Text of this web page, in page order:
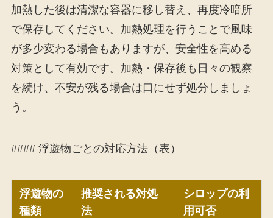
加熱した後は清潔な容器に移し替え、再度冷暗所
で保存してください。加熱処理を行うことで風味
が多少変わる場合もありますが、安全性を高める
対策として有効です。加熱・保存後も日々の観察
を続け、不安が残る場合は口にせず処分しましょ
う。
#### 浮遊物ごとの対応方法（表）
浮遊物の
種類
推奨される対処
法
シロップの利
用可否